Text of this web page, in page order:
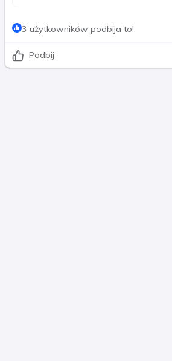
3 użytkowników podbija to!
Podbij